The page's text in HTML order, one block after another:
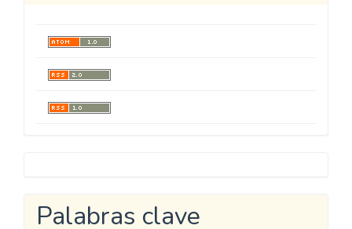
Palabras clave